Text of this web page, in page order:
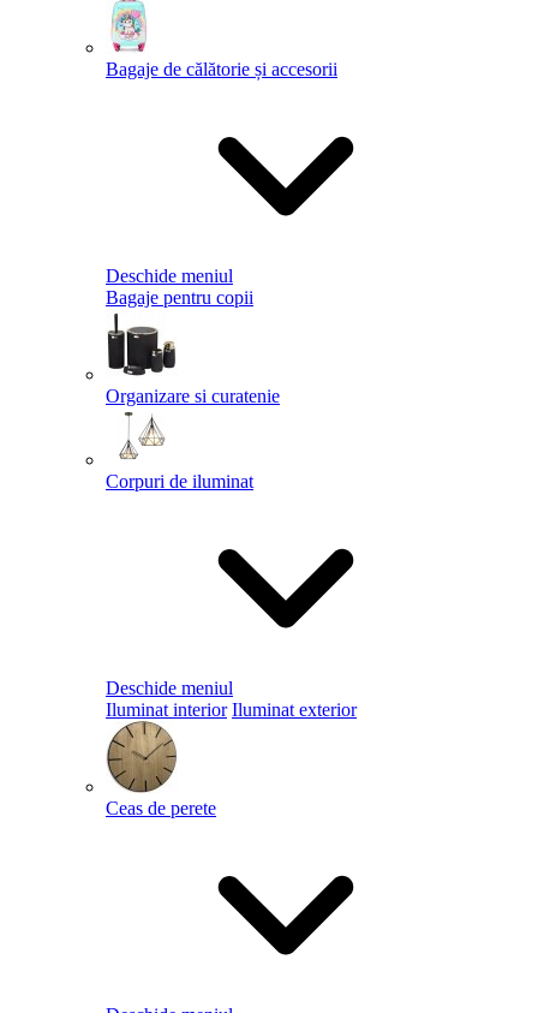
Bagaje de călătorie și accesorii
Deschide meniul
Bagaje pentru copii
Organizare si curatenie
Corpuri de iluminat
Deschide meniul
Iluminat interior Iluminat exterior
Ceas de perete